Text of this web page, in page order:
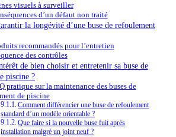
visuels à surveiller
d’un défaut non traité
la longévité d’une buse de refoulement
recommandés pour l’entretien
des contrôles
de bien choisir et entretenir sa buse de
piscine ?
pratique sur la maintenance des buses de
de piscine
Comment différencier une buse de refoulement
standard d’un modèle orientable ?
Que faire si la nouvelle buse fuit après
installation malgré un joint neuf ?